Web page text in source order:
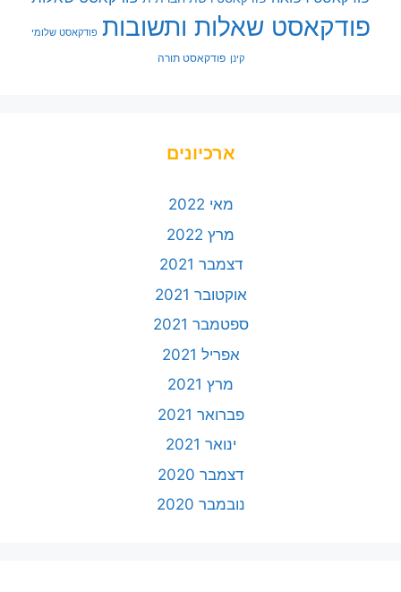
פודקאסט שאלות ותשובות פודקאסט שלומי
קינן פודקאסט תורה
ארכיונים
מאי 2022
מרץ 2022
דצמבר 2021
אוקטובר 2021
ספטמבר 2021
אפריל 2021
מרץ 2021
פברואר 2021
ינואר 2021
דצמבר 2020
נובמבר 2020